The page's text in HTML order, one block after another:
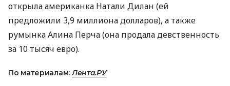
открыла американка Натали Дилан (ей
предложили 3,9 миллиона долларов), а также
румынка Алина Перча (она продала девственность
за 10 тысяч евро).
По материалам:Лента.РУ